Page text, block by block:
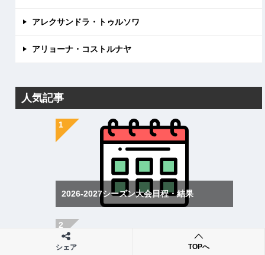
アレクサンドラ・トゥルソワ
アリョーナ・コストルナヤ
人気記事
2026-2027シーズン大会日程・結果
シェア TOPへ